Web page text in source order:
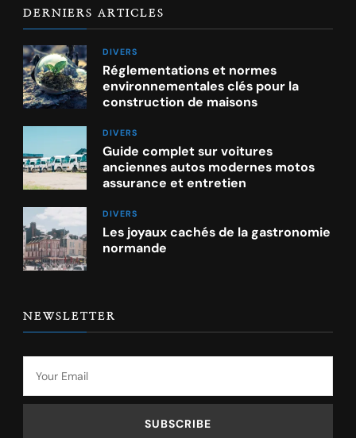
DERNIERS ARTICLES
DIVERS
Réglementations et normes
environnementales clés pour la
construction de maisons
DIVERS
Guide complet sur voitures
anciennes autos modernes motos
assurance et entretien
DIVERS
Les joyaux cachés de la gastronomie
normande
NEWSLETTER